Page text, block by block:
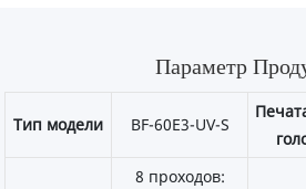
Параметр
Тип модели BF-60E3-UV-S
8 проходов: